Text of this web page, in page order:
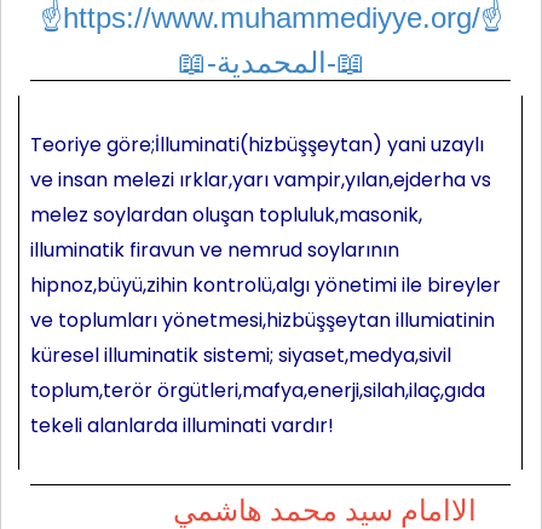
☝https://www.muhammediyye.org/☝
📖-المحمدية-📖
Teoriye göre;İlluminati(hizbüşşeytan) yani uzaylı
ve insan melezi ırklar,yarı vampir,yılan,ejderha vs
melez soylardan oluşan topluluk,masonik,
illuminatik firavun ve nemrud soylarının
hipnoz,büyü,zihin kontrolü,algı yönetimi ile bireyler
ve toplumları yönetmesi,hizbüşşeytan illumiatinin
küresel illuminatik sistemi; siyaset,medya,sivil
toplum,terör örgütleri,mafya,enerji,silah,ilaç,gıda
tekeli alanlarda illuminati vardır!
الاامام سيد محمد هاشمي